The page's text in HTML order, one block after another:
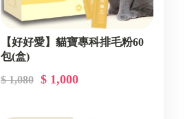
【好好愛】貓寶專科排毛粉60
包(盒)
$ 1,080 $ 1,000